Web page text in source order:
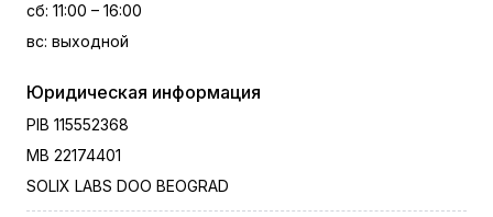
сб: 11:00 – 16:00
вс: выходной
Юридическая информация
PIB 115552368
MB 22174401
SOLIX LABS DOO BEOGRAD